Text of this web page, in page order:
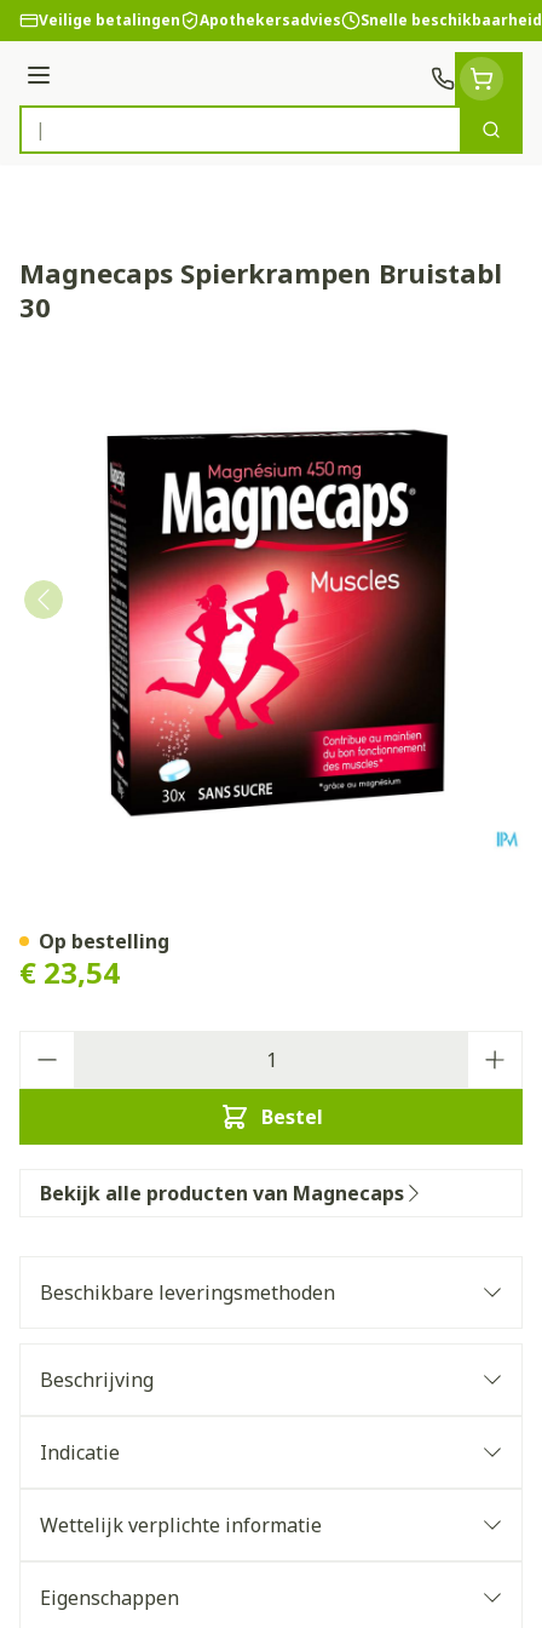
Ga naar de inhoud
Veilige betalingen Apothekersadvies Snelle beschikbaarheid
Menu
Product, merk, categorie...
Zoek
Magnecaps Spierkrampen Bruistabl
30
€ 23,54
Bestel
Op bestelling
Bekijk alle producten van Magnecaps
Beschikbare leveringsmethoden
Beschrijving
Indicatie
Wettelijk verplichte informatie
Eigenschappen